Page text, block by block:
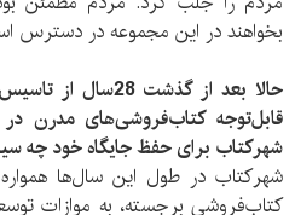
بخواهند در این مجموعه در دسترس
حالا بعد از گذشت
قابل‌توجه کتاب‌فروشی‌های مدرن
شهر‌کتاب برای حفظ جایگاه خود چه
شهرکتاب در طول این سال‌ها
کتاب‌فروشی برجسته، به موازات